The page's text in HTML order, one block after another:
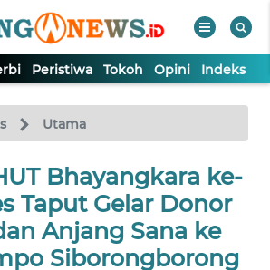
Peristiwa Tokoh Opini Indeks
Utama
Bhayangkara ke-
Taput Gelar Donor
Anjang Sana ke
Siborongborong